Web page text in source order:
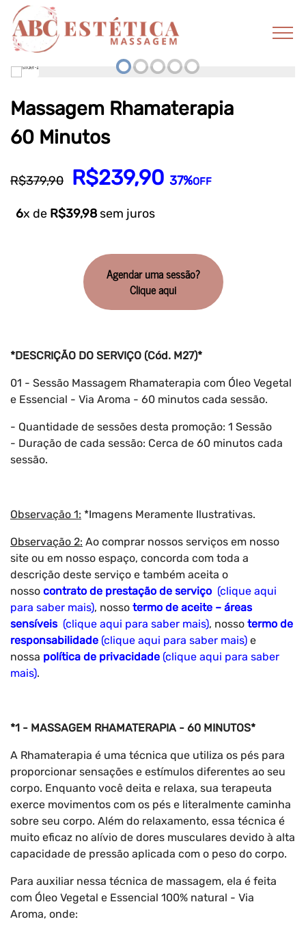
Massagem Rhamaterapia
60 Minutos
R$379,90 R$239,90 37%OFF
6x de R$39,98 sem juros
Agendar uma sessão?
Clique aqui
*DESCRIÇÃO DO SERVIÇO (Cód. M27)*
01 - Sessão Massagem Rhamaterapia com Óleo Vegetal
e Essencial - Via Aroma - 60 minutos cada sessão.
- Quantidade de sessões desta promoção: 1 Sessão
- Duração de cada sessão: Cerca de 60 minutos cada
sessão.
Observação 1: *Imagens Meramente Ilustrativas.
Observação 2: Ao comprar nossos serviços em nosso
site ou em nosso espaço, concorda com toda a
descrição deste serviço e também aceita o
nosso contrato de prestação de serviço (clique aqui
para saber mais), nosso termo de aceite – áreas
sensíveis(clique aqui para saber mais), nosso termo de
responsabilidade (clique aqui para saber mais) e
nossa política de privacidade (clique aqui para saber
mais).
*1 - MASSAGEM RHAMATERAPIA - 60 MINUTOS*
A Rhamaterapia é uma técnica que utiliza os pés para
proporcionar sensações e estímulos diferentes ao seu
corpo. Enquanto você deita e relaxa, sua terapeuta
exerce movimentos com os pés e literalmente caminha
sobre seu corpo. Além do relaxamento, essa técnica é
muito eficaz no alívio de dores musculares devido à alta
capacidade de pressão aplicada com o peso do corpo.
Para auxiliar nessa técnica de massagem, ela é feita
com Óleo Vegetal e Essencial 100% natural - Via
Aroma, onde: